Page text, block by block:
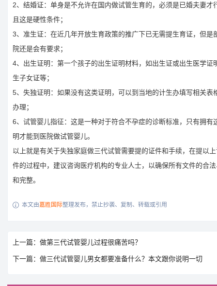
2、结婚证：单身是不允许在国内做试管生育的，必须是已婚夫妻才
且这是硬性条件；
3、准生证：在近几年开放生育政策的推广下已无需提生育证，但是
院还是会有要求；
4、出生证明：第一个孩子的出生证明材料，如出生证或出生医学证
生子女证等；
5、失独证明：如果没有这类证明，可以到当地的计生办填写相关表
办理；
6、试管婴儿指征：这是一种对于符合不孕症的诊断标准，只有拥有
明才能到医院做试管婴儿。
以上就是有关于失独家庭做三代试管需要提的证件和手续，在提以
件的过程中，建议咨询医疗机构的专业人士，以确保所有文件的合
和完整。
 本文由嘉胜国际整理发布，禁止抄袭、复制、转载或引用
上一篇：做第三代试管婴儿过程很痛苦吗？
下一篇：做三代试管婴儿男女都要准备什么？本文跟你说明一切